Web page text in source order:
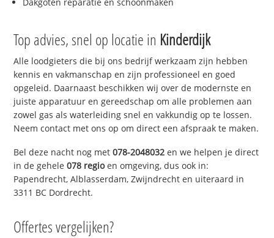
Dakgoten reparatie en schoonmaken
Top advies, snel op locatie in Kinderdijk
Alle loodgieters die bij ons bedrijf werkzaam zijn hebben
kennis en vakmanschap en zijn professioneel en goed
opgeleid. Daarnaast beschikken wij over de modernste en
juiste apparatuur en gereedschap om alle problemen aan
zowel gas als waterleiding snel en vakkundig op te lossen.
Neem contact met ons op om direct een afspraak te maken.
Bel deze nacht nog met078-2048032 en we helpen je direct
in de gehele078 regioen omgeving, dus ook in:
Papendrecht, Alblasserdam, Zwijndrecht en uiteraard in
3311 BC Dordrecht.
Offertes vergelijken?